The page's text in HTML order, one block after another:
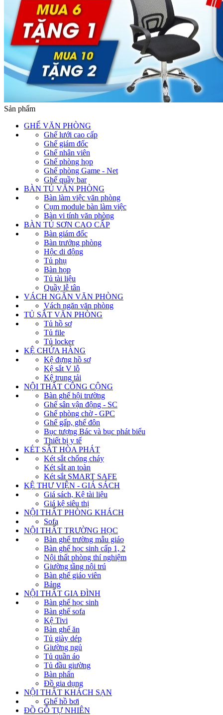
Sản phẩm
GHẾ VĂN PHÒNG
Ghế lưới cao cấp
Ghế giám đốc
Ghế nhân viên
Ghế phòng họp
Ghế phòng Game - Net
Ghế quầy bar
BÀN TỦ VĂN PHÒNG
Bàn làm việc văn phòng
Cụm module bàn làm việc
Bàn vi tính văn phòng
BÀN TỦ SƠN CAO CẤP
Bàn giám đốc
Bàn trưởng phòng
Hộc di động
Tủ phụ
Bàn họp
Tủ tài liệu
Quầy lễ tân
VÁCH NGĂN VĂN PHÒNG
Vách ngăn văn phòng
TỦ SẮT VĂN PHÒNG
Tủ hồ sơ
Tủ file
Tủ locker
KỆ CHỨA HÀNG
Kệ đựng hồ sơ
Kệ sắt V lỗ
Kệ trung tải
NỘI THẤT CÔNG CỘNG
Bàn ghế hội trường
Ghế sân vận động - SC
Ghế phòng chờ - GPC
Ghế gấp, ghế đôn
Bục tượng Bác và bục phát biểu
Thiết bị y tế
KÉT SẮT HÒA PHÁT
Két sắt chống cháy
Két sắt an toàn
Két sắt SMART SAFE
KỆ THƯ VIỆN - GIÁ SÁCH
Giá sách, Kệ tài liệu
Giá kệ siêu thị
NỘI THẤT PHÒNG KHÁCH
Sofa
NỘI THẤT TRƯỜNG HỌC
Bàn ghế trường mẫu giáo
Bàn ghế học sinh cấp 1, 2
Nội thất phòng thí nghiệm
Giường tầng nội trú
Bàn ghế giáo viên
Bảng
NỘI THẤT GIA ĐÌNH
Bàn ghế học sinh
Bàn ghế sofa
Kệ Tivi
Bàn ghế ăn
Tủ giày dép
Giường ngủ
Tủ quần áo
Tủ đầu giường
Bàn phấn
Đồ gia dụng
NỘI THẤT KHÁCH SẠN
Ghế hồ bơi
ĐỒ GỖ TỰ NHIÊN